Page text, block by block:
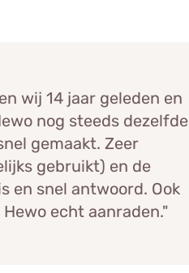
wij 14 jaar geleden en
nog steeds dezelfde
gemaakt. Zeer
gebruikt) en de
en snel antwoord. Ook
echt aanraden."